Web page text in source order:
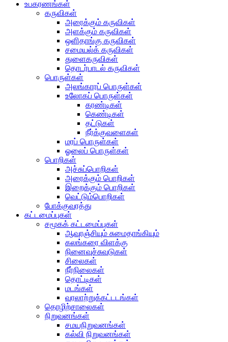
உபகரணங்கள்
கருவிகள்
அரைக்கும் கருவிகள்
அளக்கும் கருவிகள்
ஒளிதாங்கு கருவிகள்
சமையல்க் கருவிகள்
துளைகருவிகள்
தொடர்பாடல் கருவிகள்
பொருள்கள்
அலங்காரப் பொருள்கள்
உலோகப் பொருள்கள்
கரண்டிகள்
கெண்டிகள்
தட்டுகள்
நீர்க்குவளைகள்
மரப் பொருள்கள்
ஓலைப் பொருள்கள்
பொறிகள்
அச்சுப்பொறிகள்
அரைக்கும் பொறிகள்
இறைக்கும் பொறிகள்
வெட்டும்பொறிகள்
போக்குவரத்து
கட்டமைப்புகள்
சமூகக் கட்டமைப்புகள்
ஆவுரஞ்சியும் சுமைதாங்கியும்
கலங்கரை விளக்கு
நினைவுச்சுவடுகள்
சிலைகள்
நீர்நிலைகள்
தொட்டிகள்
மடங்கள்
வரலாற்றுக்கட்டடங்கள்
தொழிற்சாலைகள்
நிறுவனங்கள்
சமயநிறுவனங்கள்
கல்வி நிறுவனங்கள்